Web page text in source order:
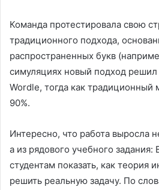
Команда протестировала свою
традиционного подхода,
распространенных букв
симуляциях новый подход
Wordle, тогда как
90%.
Интересно, что работа выросла
а из рядового учебного
студентам показать, как
решить реальную задачу. По